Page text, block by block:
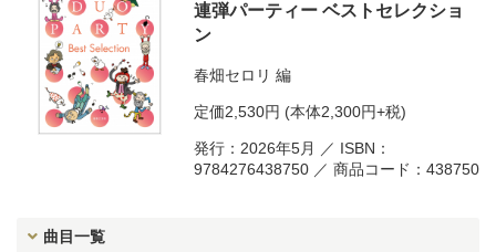
連弾パーティー ベストセレクショ
ン
春畑セロリ 編
定価2,530円 (本体2,300円+税)
発行：2026年5月 ／ ISBN：
9784276438750 ／ 商品コード：438750
曲目一覧